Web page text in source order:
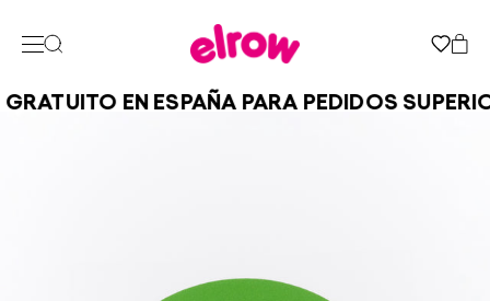
EN ESPAÑA PARA PEDIDOS